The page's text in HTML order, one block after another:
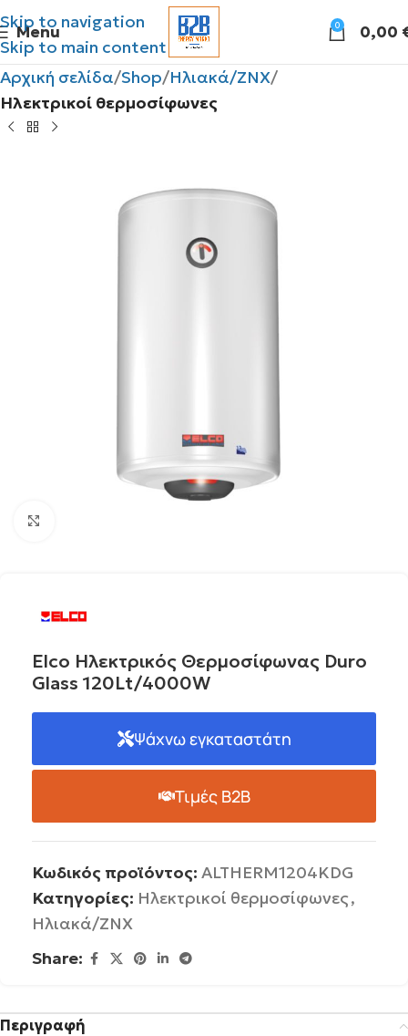
Skip to navigation
Skip to main content
Menu 0 0,00
Αρχική σελίδα Shop Ηλιακά/ΖΝΧ
Ηλεκτρικοί θερμοσίφωνες
Elco Ηλεκτρικός Θερμοσίφωνας Duro
Glass 120Lt/4000W
Ψάχνω εγκαταστάτη
Τιμές B2B
Κωδικός προϊόντος: ALTHERM1204KDG
Κατηγορίες: Ηλεκτρικοί θερμοσίφωνες,
Ηλιακά/ΖΝΧ
Share:
Περιγραφή